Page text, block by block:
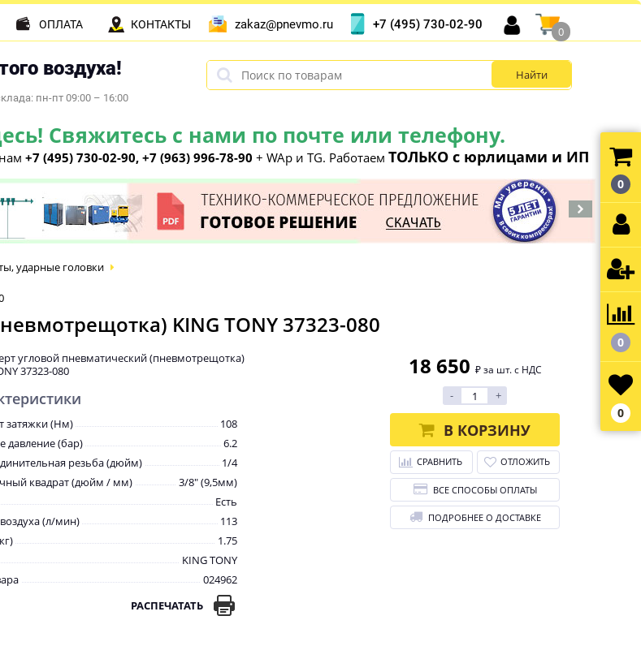
воздуха!
пн-пт 09:00 – 16:00
Свяжитесь с нами по почте или телефону.
+7 (495) 730-02-90, +7 (963) 996-78-90 + WAp и TG. Работаем ТОЛЬКО с юрлицами и ИП
ОПЛАТА КОНТАКТЫ zakaz@pnevmo.ru +7 (495) 730-02-90
0
ударные головки
KING TONY 37323-080
угловой пневматический (пневмотрещотка)
37323-080
затяжки (Нм)
108
давление (бар)
6.2
резьба (дюйм)
1/4
квадрат (дюйм / мм)
3/8" (9,5мм)
Есть
(л/мин)
113
1.75
KING TONY
024962
РАСПЕЧАТАТЬ
18 650 ₽ за шт. с НДС
- +
В КОРЗИНУ
СРАВНИТЬ ОТЛОЖИТЬ
ВСЕ СПОСОБЫ ОПЛАТЫ
ПОДРОБНЕЕ О ДОСТАВКЕ
0
0
0